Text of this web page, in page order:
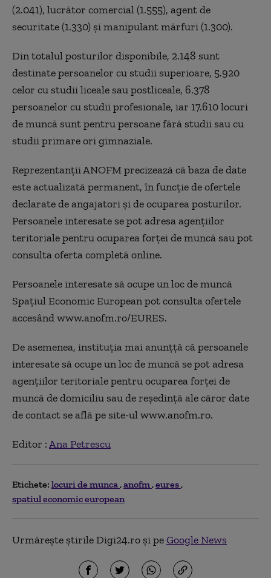
(2.041), lucrător comercial (1.555), agent de
securitate (1.330) și manipulant mărfuri (1.300).
Din totalul posturilor disponibile, 2.148 sunt
destinate persoanelor cu studii superioare, 5.920
celor cu studii liceale sau postliceale, 6.378
persoanelor cu studii profesionale, iar 17.610 locuri
de muncă sunt pentru persoane fără studii sau cu
studii primare ori gimnaziale.
Reprezentanții ANOFM precizează că baza de date
este actualizată permanent, în funcție de ofertele
declarate de angajatori și de ocuparea posturilor.
Persoanele interesate se pot adresa agențiilor
teritoriale pentru ocuparea forței de muncă sau pot
consulta oferta completă online.
Persoanele interesate să ocupe un loc de muncă
Spaţiul Economic European pot consulta ofertele
accesând www.anofm.ro/EURES.
De asemenea, instituția mai anunțță că persoanele
interesate să ocupe un loc de muncă se pot adresa
agenţiilor teritoriale pentru ocuparea forţei de
muncă de domiciliu sau de reşedinţă ale căror date
de contact se află pe site-ul www.anofm.ro.
Editor :Ana Petrescu
Etichete: locuri de munca anofm eures
spatiul economic european
Urmărește știrile Digi24.ro și peGoogle News